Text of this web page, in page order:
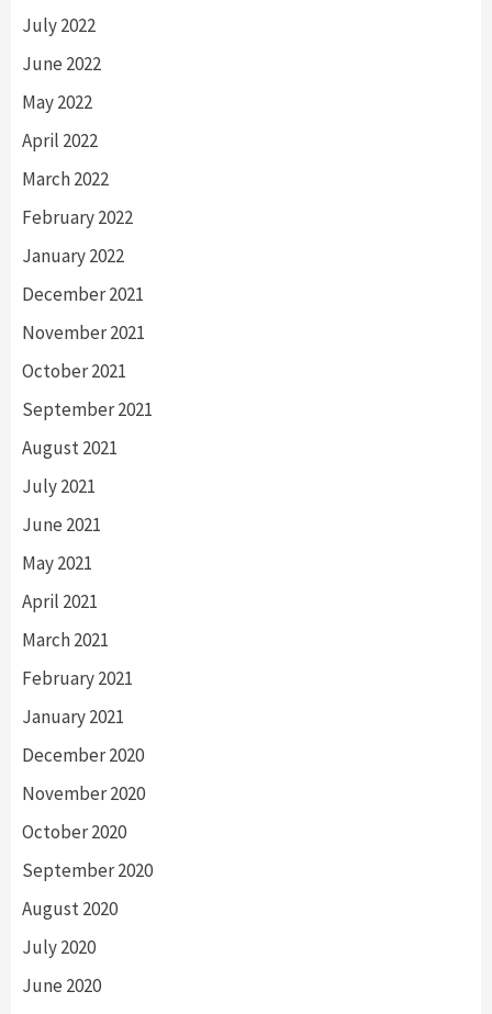
July 2022
June 2022
May 2022
April 2022
March 2022
February 2022
January 2022
December 2021
November 2021
October 2021
September 2021
August 2021
July 2021
June 2021
May 2021
April 2021
March 2021
February 2021
January 2021
December 2020
November 2020
October 2020
September 2020
August 2020
July 2020
June 2020